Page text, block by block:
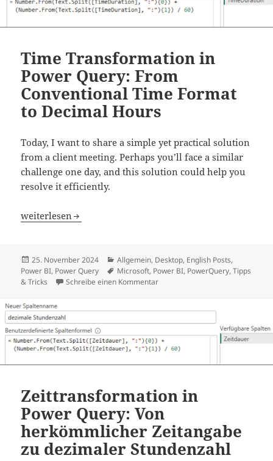
Time Transformation in
Power Query: From
Conventional Time Format
to Decimal Hours
Today, I want to share a simple yet practical solution
from a client meeting. Perhaps you’ll face a similar
challenge one day, and this solution could help you
resolve it efficiently.
Time Transformation in Power Query: From
weiterlesen
Veröffentlicht
am
25. November 2024 Kategorien
Allgemein, Desktop, English Posts,
Power BI, Power Query Schlagwörter
Microsoft, Power BI, PowerQuery,Tipps
& Tricks
Schreibe einen Kommentarzu Time Transformation in
Zeittransformation in
Power Query: Von
herkömmlicher Zeitangabe
zu dezimaler Stundenzahl